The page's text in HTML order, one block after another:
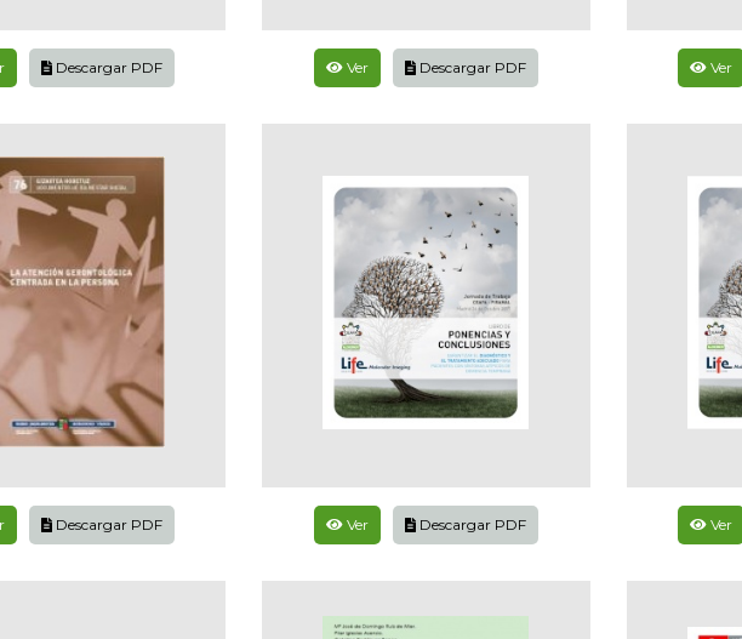
Descargar PDF Ver Descargar PDF Ver
Descargar PDF Ver Descargar PDF Ver